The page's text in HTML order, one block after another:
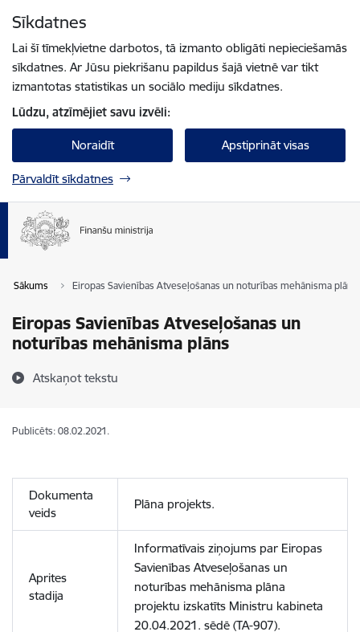
Sīkdatnes
Lai šī tīmekļvietne darbotos, tā izmanto obligāti nepieciešamās
sīkdatnes. Ar Jūsu piekrišanu papildus šajā vietnē var tikt
izmantotas statistikas un sociālo mediju sīkdatnes.
Lūdzu, atzīmējiet savu izvēli:
Noraidīt Apstiprināt visas
Pārvaldīt sīkdatnes
Sākums Eiropas Savienības Atveseļošanas un noturības mehānisma plāns
Eiropas Savienības Atveseļošanas un
noturības mehānisma plāns
Atskaņot tekstu
Publicēts: 08.02.2021.
Dokumenta
veids
Plāna projekts.
Aprites
stadija
Informatīvais ziņojums par Eiropas
Savienības Atveseļošanas un
noturības mehānisma plāna
projektu izskatīts Ministru kabineta
20.04.2021. sēdē (TA-907).